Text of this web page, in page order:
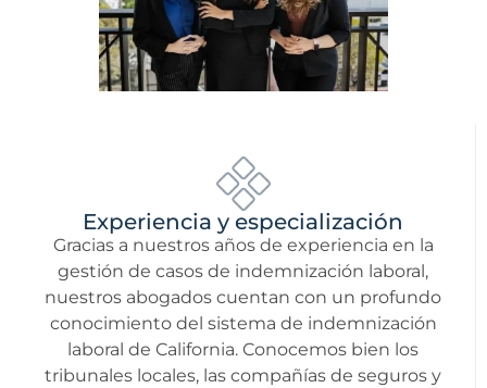
Experiencia y especialización
Gracias a nuestros años de experiencia en la
gestión de casos de indemnización laboral,
nuestros abogados cuentan con un profundo
conocimiento del sistema de indemnización
laboral de California. Conocemos bien los
tribunales locales, las compañías de seguros y